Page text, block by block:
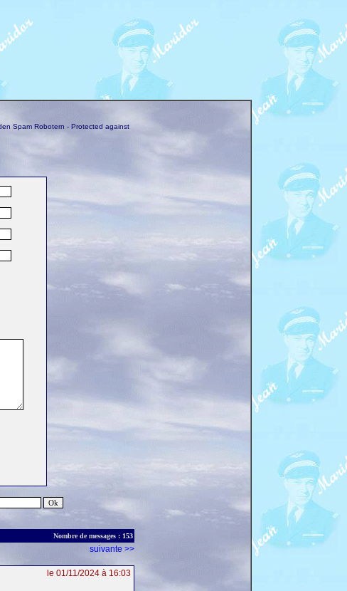
Spam Robotern - Protected against
Nombre de messages : 153
suivante >>
le 01/11/2024 à 16:03